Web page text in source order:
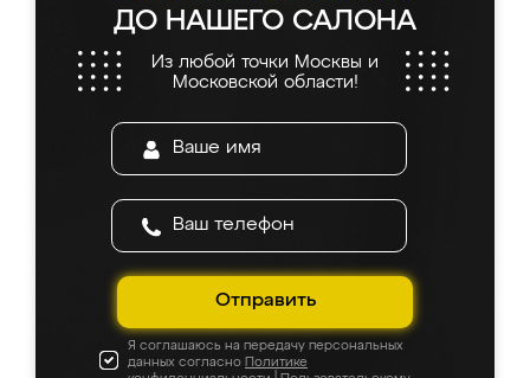
ДО НАШЕГО САЛОНА
Из любой точки Москвы и
Московской области!
Отправить
Я соглашаюсь на передачу персональных
данных согласно Политике